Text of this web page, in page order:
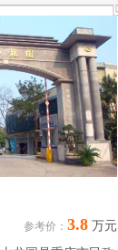
参考价： 3.8万元